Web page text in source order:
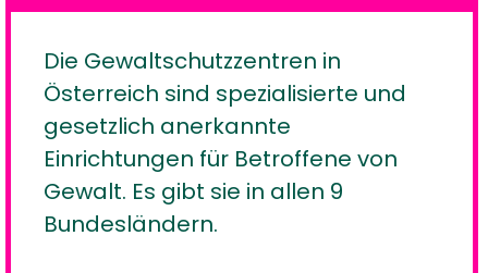
Die Gewaltschutzzentren in
Österreich sind spezialisierte und
gesetzlich anerkannte
Einrichtungen für Betroffene von
Gewalt. Es gibt sie in allen 9
Bundesländern.